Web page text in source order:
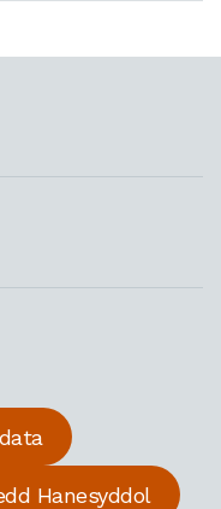
Hanesyddol